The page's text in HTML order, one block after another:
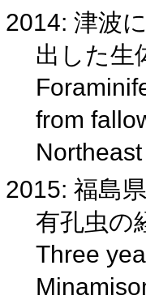
2014: 津波
出した生
from
2015: 福島
有孔虫の
Three